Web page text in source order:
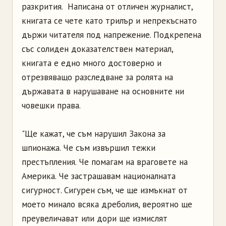
разкрития. Написана от отличен журналист,
книгата се чете като трилър и непрекъснато
държи читателя под напрежение. Подкрепена
със солиден доказателствен материал,
книгата е едно много достоверно и
отрезвяващо разследване за ролята на
държавата в нарушаване на основните ни
човешки права.
"Ще кажат, че съм нарушил Закона за
шпионажа. Че съм извършил тежки
престъпления. Че помагам на враговете на
Америка. Че застрашавам националната
сигурност. Сигурен съм, че ще измъкнат от
моето минало всяка дреболия, вероятно ще
преувеличават или дори ще измислят